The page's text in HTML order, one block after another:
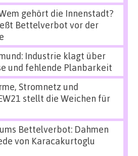
gehört die Innenstadt?
Bettelverbot vor der
Industrie klagt über
und fehlende Planbarkeit
Stromnetz und
stellt die Weichen für
Bettelverbot: Dahmen
von Karacakurtoglu